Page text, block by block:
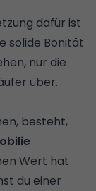
dafür ist
solide Bonität
nur die
über.
besteht,
Wert hat
du einer